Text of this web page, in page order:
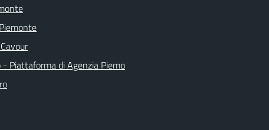
- Piattaforma di Agenzia Piemo